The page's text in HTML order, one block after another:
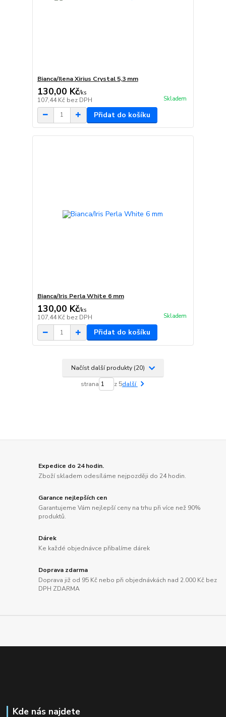
Bianca/Ilena Xirius Crystal 5,3 mm
130,00 Kč/ks
107,44 Kč bez DPH Skladem
Přidat do košíku
Bianca/Iris Perla White 6 mm
130,00 Kč/ks
107,44 Kč bez DPH Skladem
Přidat do košíku
Načíst další produkty (20)
strana z 5další
Expedice do 24 hodin.
Zboží skladem odesíláme nejpozději do 24 hodin.
Garance nejlepších cen
Garantujeme Vám nejlepší ceny na trhu při více než 90%
produktů.
Dárek
Ke každé objednávce přibalíme dárek
Doprava zdarma
Doprava již od 95 Kč nebo při objednávkách nad 2.000 Kč bez
DPH ZDARMA
Kde nás najdete